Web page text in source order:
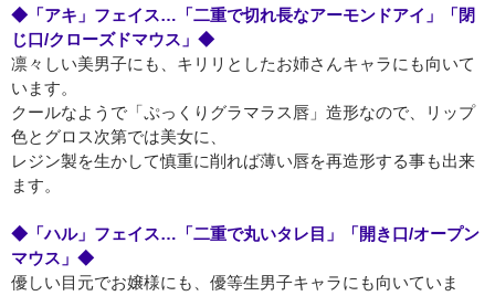
◆「アキ」フェイス…「二重で切れ長なアーモンドアイ」「閉
じ口/クローズドマウス」◆
凛々しい美男子にも、キリリとしたお姉さんキャラにも向いて
います。
クールなようで「ぷっくりグラマラス唇」造形なので、リップ
色とグロス次第では美女に、
レジン製を生かして慎重に削れば薄い唇を再造形する事も出来
ます。
◆「ハル」フェイス…「二重で丸いタレ目」「開き口/オープン
マウス」◆
優しい目元でお嬢様にも、優等生男子キャラにも向いていま